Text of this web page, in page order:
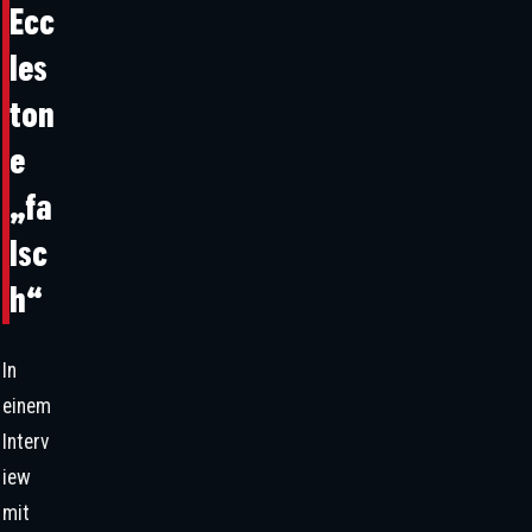
Ecc
les
ton
e
„fa
lsc
h“
In
einem
Interv
iew
mit